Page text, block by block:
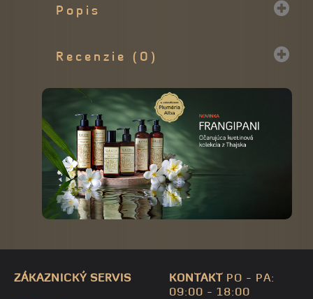
Popis
Recenzie (0)
ZÁKAZNICKÝ SERVIS KONTAKTPO - PA:
09:00 - 18:00